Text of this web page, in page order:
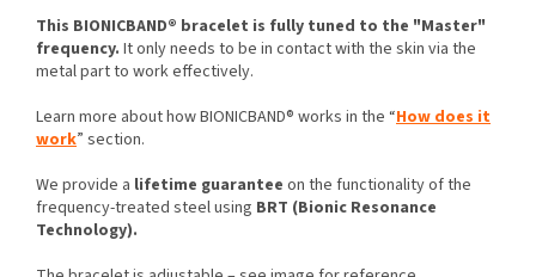
This BIONICBAND® bracelet is fully tuned to the "Master"
frequency. It only needs to be in contact with the skin via the
metal part to work effectively.
Learn more about how BIONICBAND® works in the “How does it
work” section.
We provide a lifetime guarantee on the functionality of the
frequency-treated steel using BRT (Bionic Resonance
Technology).